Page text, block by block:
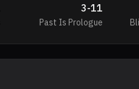
3-11
Past Is Prologue